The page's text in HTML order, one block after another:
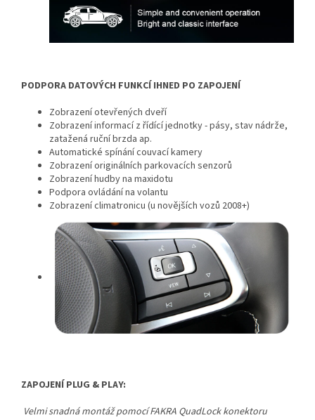
PODPORA DATOVÝCH FUNKCÍ IHNED PO ZAPOJENÍ
Zobrazení otevřených dveří
Zobrazení informací z řídící jednotky - pásy, stav nádrže,
zatažená ruční brzda ap.
Automatické spínání couvací kamery
Zobrazení originálních parkovacích senzorů
Zobrazení hudby na maxidotu
Podpora ovládání na volantu
Zobrazení climatronicu (u novějších vozů 2008+)
ZAPOJENÍ PLUG & PLAY:
Velmi snadná montáž pomocí FAKRA QuadLock konektoru